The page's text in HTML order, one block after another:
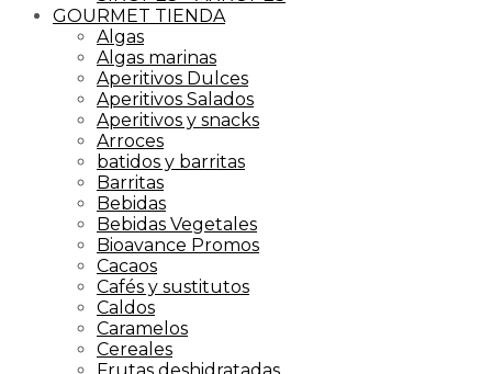
GOURMET TIENDA
Algas
Algas marinas
Aperitivos Dulces
Aperitivos Salados
Aperitivos y snacks
Arroces
batidos y barritas
Barritas
Bebidas
Bebidas Vegetales
Bioavance Promos
Cacaos
Cafés y sustitutos
Caldos
Caramelos
Cereales